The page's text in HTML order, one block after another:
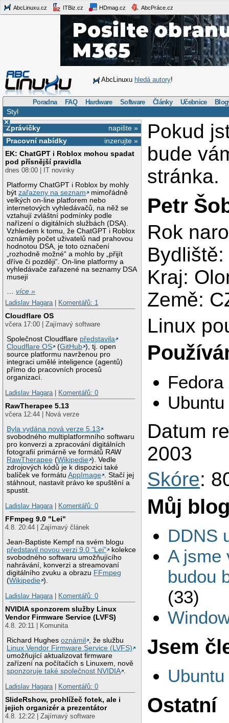
AbcLinuxu.cz ITBiz.cz HDmag.cz AbcPráce.cz
AbcLinuxu hledá autory!
Poradna FAQ Hardware Software Články Učebnice
Styl
×
napište »
Zprávičky
inzerujte »
Pracovní nabídky
EK: ChatGPT i Roblox mohou spadat
pod přísnější pravidla
dnes 08:00 | IT novinky
Platformy ChatGPT i Roblox by mohly
býtzařazeny na seznam
mimořádně
velkých on-line platforem nebo
internetových vyhledávačů, na něž se
vztahují zvláštní podmínky podle
nařízení o digitálních službách (DSA).
Vzhledem k tomu, že ChatGPT i Roblox
oznámily počet uživatelů nad prahovou
hodnotou DSA, je toto označení
„rozhodně možné“ a mohlo by „přijít
dříve či později“. On-line platformy a
vyhledávače zařazené na seznamy DSA
musejí
…více »
Ladislav Hagara
Komentářů: 1
Cloudflare OS
včera 17:00 | Zajímavý software
Společnost Cloudflare představila
Cloudflare OS
(GitHub ), tj. open
source platformu navrženou pro
integraci umělé inteligence (agentů)
přímo do pracovních procesů
organizací.
Ladislav Hagara
Komentářů: 0
RawTherapee 5.13
včera 12:44 | Nová verze
Byla vydána nová verze 5.13
svobodného multiplatformního softwaru
pro konverzi a zpracování digitálních
fotografií primárně ve formátů RAW
RawTherapee (Wikipedie ). Vedle
zdrojových kódů je k dispozici také
balíček ve formátuAppImage . Stačí jej
stáhnout, nastavit právo ke spuštění a
spustit.
Ladislav Hagara
Komentářů: 0
FFmpeg 9.0 "Lei"
4.8. 20:44 | Zajímavý článek
Jean-Baptiste Kempf na svém blogu
představil novou verzi 9.0 "Lei"
kolekce
svobodného softwaru umožňujícího
nahrávání, konverzi a streamovaní
digitálního zvuku a obrazu FFmpeg
(Wikipedie ).
Ladislav Hagara
Komentářů: 0
NVIDIA sponzorem služby Linux
Vendor Firmware Service (LVFS)
4.8. 20:11 | Komunita
Richard Hughesoznámil
, že službu
Linux Vendor Firmware Service (LVFS)
umožňující aktualizovat firmware
zařízení na počítačích s Linuxem, nově
sponzoruje také společnost NVIDIA .
Ladislav Hagara | Komentářů: 0
SlideRshow, prohlížeč fotek, ale i
jejich organizér a prezentátor
4.8. 12:22 | Zajímavý software
Pokud
bude
stránka.
Petr
Rok
Kraj:
Země:
Linux
Datum
2003
Skóre:
Můj
DDNS
A jsme
budou
(33)
Jsem
Ostatní